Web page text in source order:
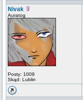
Nivak
Auratog
Posty: 1009
Skąd: Lublin